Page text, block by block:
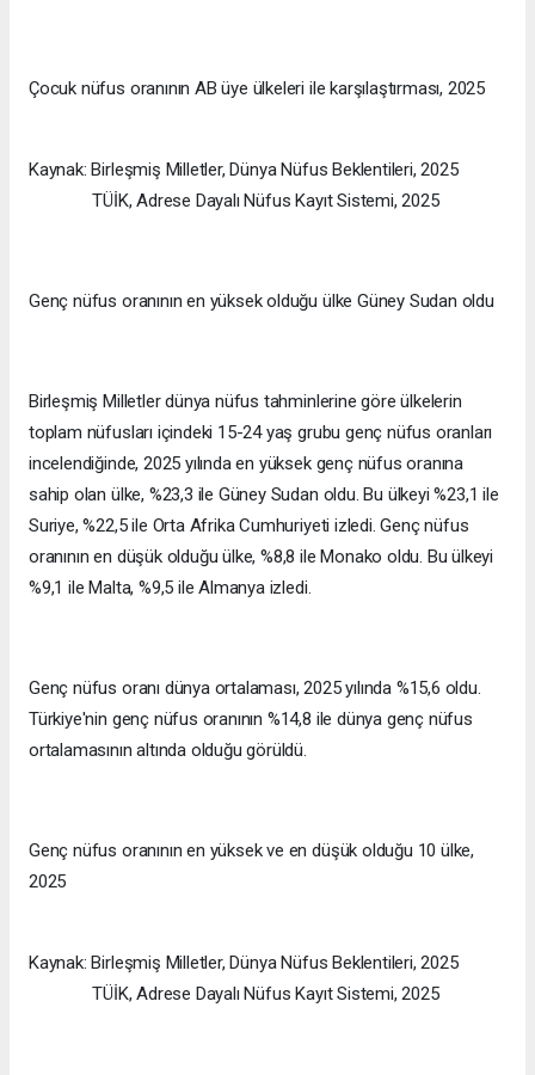
Çocuk nüfus oranının AB üye ülkeleri ile karşılaştırması, 2025
Kaynak: Birleşmiş Milletler, Dünya Nüfus Beklentileri, 2025
TÜİK, Adrese Dayalı Nüfus Kayıt Sistemi, 2025
Genç nüfus oranının en yüksek olduğu ülke Güney Sudan oldu
Birleşmiş Milletler dünya nüfus tahminlerine göre ülkelerin
toplam nüfusları içindeki 15-24 yaş grubu genç nüfus oranları
incelendiğinde, 2025 yılında en yüksek genç nüfus oranına
sahip olan ülke, %23,3 ile Güney Sudan oldu. Bu ülkeyi %23,1 ile
Suriye, %22,5 ile Orta Afrika Cumhuriyeti izledi. Genç nüfus
oranının en düşük olduğu ülke, %8,8 ile Monako oldu. Bu ülkeyi
%9,1 ile Malta, %9,5 ile Almanya izledi.
Genç nüfus oranı dünya ortalaması, 2025 yılında %15,6 oldu.
Türkiye'nin genç nüfus oranının %14,8 ile dünya genç nüfus
ortalamasının altında olduğu görüldü.
Genç nüfus oranının en yüksek ve en düşük olduğu 10 ülke,
2025
Kaynak: Birleşmiş Milletler, Dünya Nüfus Beklentileri, 2025
TÜİK, Adrese Dayalı Nüfus Kayıt Sistemi, 2025